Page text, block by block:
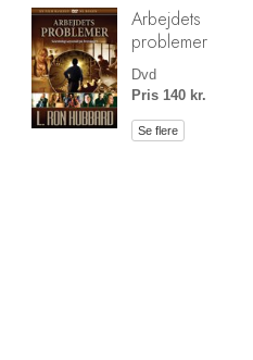
Arbejdets
problemer
Dvd
Pris 140 kr.
Se flere